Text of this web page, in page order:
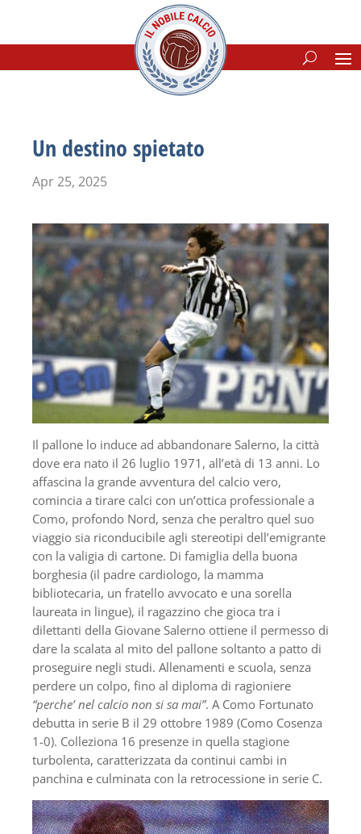
Un destino spietato
Apr 25, 2025
Il pallone lo induce ad abbandonare Salerno, la città
dove era nato il 26 luglio 1971, all’età di 13 anni. Lo
affascina la grande avventura del calcio vero,
comincia a tirare calci con un’ottica professionale a
Como, profondo Nord, senza che peraltro quel suo
viaggio sia riconducibile agli stereotipi dell’emigrante
con la valigia di cartone. Di famiglia della buona
borghesia (il padre cardiologo, la mamma
bibliotecaria, un fratello avvocato e una sorella
laureata in lingue), il ragazzino che gioca tra i
dilettanti della Giovane Salerno ottiene il permesso di
dare la scalata al mito del pallone soltanto a patto di
proseguire negli studi. Allenamenti e scuola, senza
perdere un colpo, fino al diploma di ragioniere
“perche’ nel calcio non si sa mai”. A Como Fortunato
debutta in serie B il 29 ottobre 1989 (Como Cosenza
1-0). Colleziona 16 presenze in quella stagione
turbolenta, caratterizzata da continui cambi in
panchina e culminata con la retrocessione in serie C.